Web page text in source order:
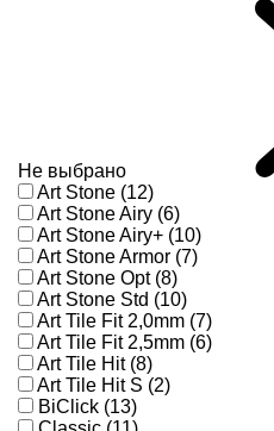
Не выбрано
Art Stone (12)
Art Stone Airy (6)
Art Stone Airy+ (10)
Art Stone Armor (7)
Art Stone Opt (8)
Art Stone Std (10)
Art Tile Fit 2,0mm (7)
Art Tile Fit 2,5mm (6)
Art Tile Hit (8)
Art Tile Hit S (2)
BiClick (13)